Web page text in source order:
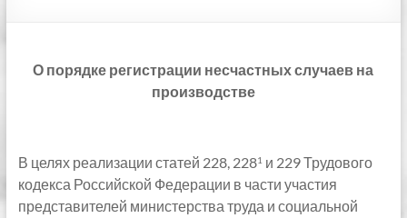
О порядке регистрации несчастных случаев на
производстве
В целях реализации статей 228, 2281и 229 Трудового
кодекса Российской Федерации в части участия
представителей министерства труда и социальной